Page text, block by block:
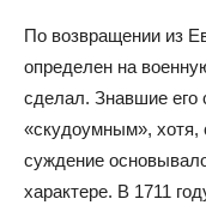
По возвращении из
определен на
сделал. Знавшие его
«скудоумным», хотя,
суждение
характере. В 1711